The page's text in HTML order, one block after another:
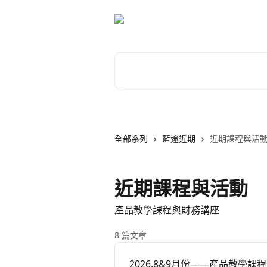
全部系列 藍途近期 近期課程與活動
近期課程與活動
產品教學課程與財務講座
8 篇文章
2026.8&9月份——產品教學課程